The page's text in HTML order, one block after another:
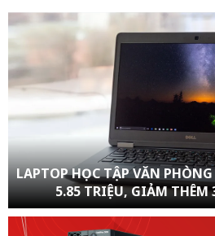
LAPTOP HỌC TẬP VĂN
5.85 TRIỆU, GIẢM THÊM